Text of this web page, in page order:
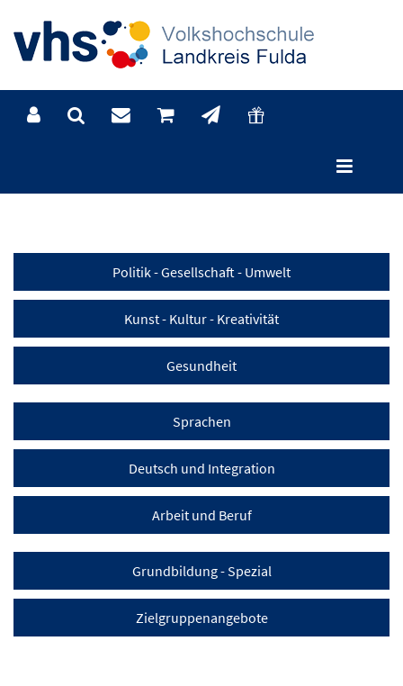
Politik - Gesellschaft - Umwelt
Kunst - Kultur - Kreativität
Gesundheit
Sprachen
Deutsch und Integration
Arbeit und Beruf
Grundbildung - Spezial
Zielgruppenangebote